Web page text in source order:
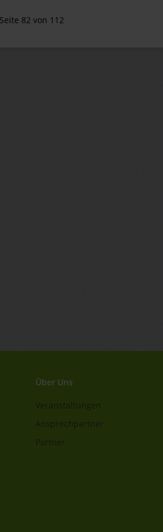
Seite 82 von 112
Über Uns
Veranstaltungen
Ansprechpartner
Partner